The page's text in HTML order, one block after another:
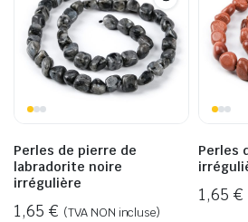
Perles de pierre de
labradorite noire
irrégulière
1,65 € (TVA NON incluse)
Perles
1,65 €